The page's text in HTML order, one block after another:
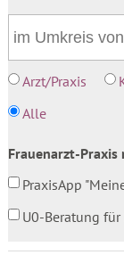
Arzt/Praxis
Alle
Frauenarzt-Praxis
PraxisApp
U0-Beratung für